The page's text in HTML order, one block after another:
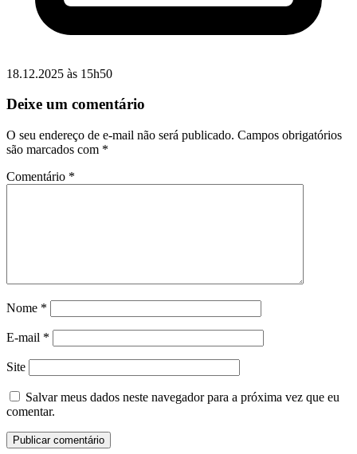
18.12.2025 às 15h50
Deixe um comentário
O seu endereço de e-mail não será publicado. Campos obrigatórios
são marcados com *
Comentário *
Nome *
E-mail *
Site
Salvar meus dados neste navegador para a próxima vez que eu
comentar.